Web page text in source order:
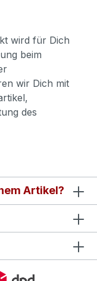
wird für Dich
beim
wir Dich mit
des
Artikel?